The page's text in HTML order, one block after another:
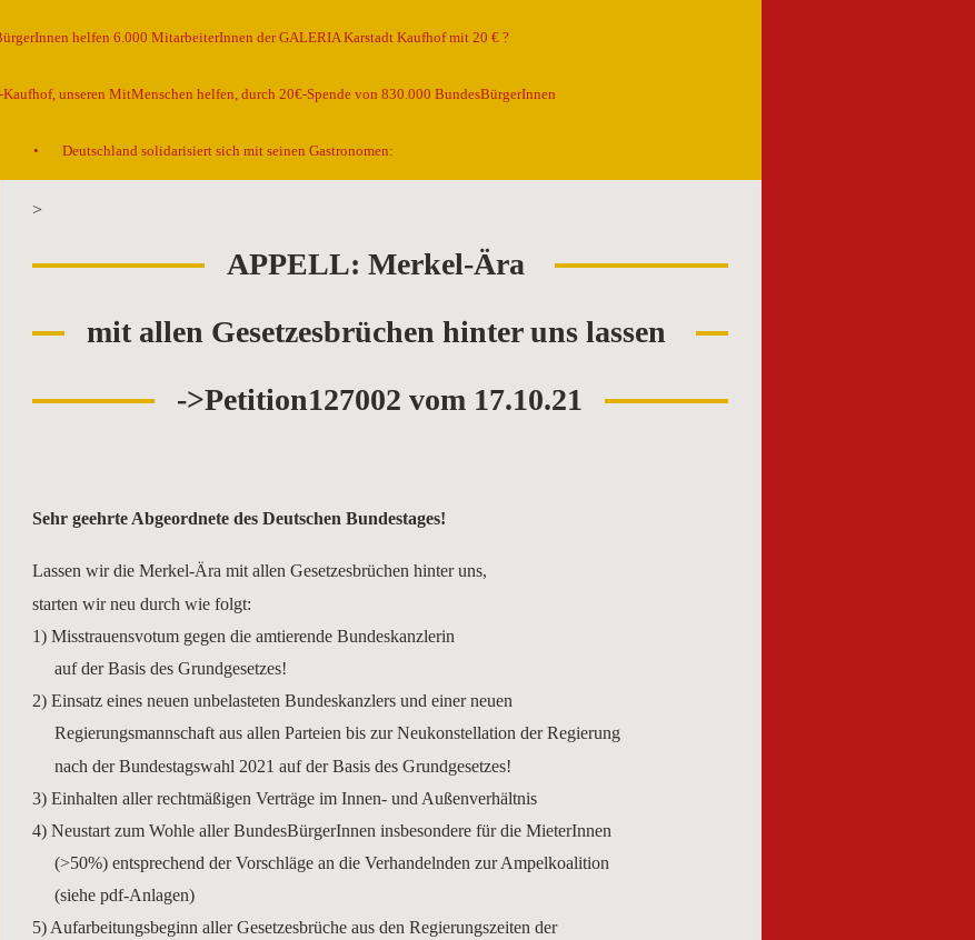
helfen 6.000 MitarbeiterInnen der GALERIA Karstadt Kaufhof mit 20 € ?
unseren MitMenschen helfen, durch 20€-Spende von 830.000 BundesBürgerInnen
Deutschland solidarisiert sich mit seinen Gastronomen:
>
APPELL: Merkel-Ära
mit allen Gesetzesbrüchen hinter uns lassen
->Petition127002 vom 17.10.21
Sehr geehrte Abgeordnete des Deutschen Bundestages!
Lassen wir die Merkel-Ära mit allen Gesetzesbrüchen hinter uns,
starten wir neu durch wie folgt:
1) Misstrauensvotum gegen die amtierende Bundeskanzlerin
auf der Basis des Grundgesetzes!
2) Einsatz eines neuen unbelasteten Bundeskanzlers und einer neuen
Regierungsmannschaft aus allen Parteien bis zur Neukonstellation der Regierung
nach der Bundestagswahl 2021 auf der Basis des Grundgesetzes!
3) Einhalten aller rechtmäßigen Verträge im Innen- und Außenverhältnis
4) Neustart zum Wohle aller BundesBürgerInnen insbesondere für die MieterInnen
(>50%) entsprechend der Vorschläge an die Verhandelnden zur Ampelkoalition
(siehe pdf-Anlagen)
5) Aufarbeitungsbeginn aller Gesetzesbrüche aus den Regierungszeiten der